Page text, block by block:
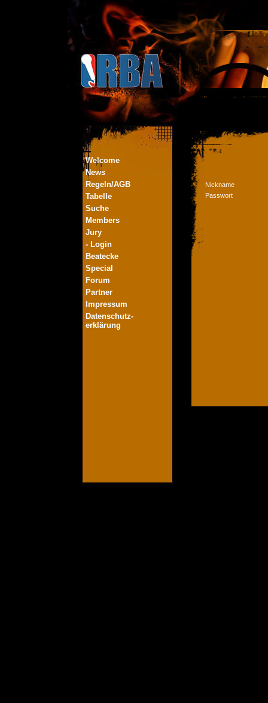
Welcome
News
Regeln/AGB
Tabelle
Suche
Members
Jury
- Login
Beatecke
Special
Forum
Partner
Impressum
Datenschutz-
erklärung
Nickname
Passwort